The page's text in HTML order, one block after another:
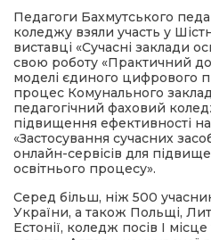
Педагоги Бахмутського
коледжу взяли участь у
виставці «Сучасні заклади
свою роботу «Практичний
моделі єдиного цифрового
процес Комунального
педагогічний фаховий
підвищення ефективності
«Застосування сучасних
онлайн-сервісів для
освітнього процесу».
Серед більш, ніж 500
України, а також Польщі,
Естонії, коледж посів І